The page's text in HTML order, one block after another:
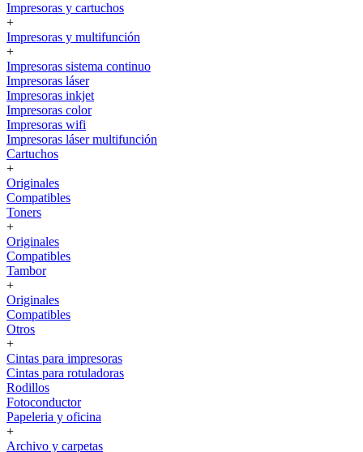
Impresoras y cartuchos
+
Impresoras y multifunción
+
Impresoras sistema continuo
Impresoras láser
Impresoras inkjet
Impresoras color
Impresoras wifi
Impresoras láser multifunción
Cartuchos
+
Originales
Compatibles
Toners
+
Originales
Compatibles
Tambor
+
Originales
Compatibles
Otros
+
Cintas para impresoras
Cintas para rotuladoras
Rodillos
Fotoconductor
Papeleria y oficina
+
Archivo y carpetas